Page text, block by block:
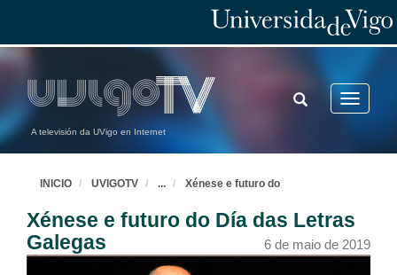
A televisión da UVigo en Internet
Toggle
TOGGLE
SEARCH
INICIO UVIGOTV ... Xénese e futuro do
Xénese e futuro do Día das Letras
Galegas
6 de maio de 2019